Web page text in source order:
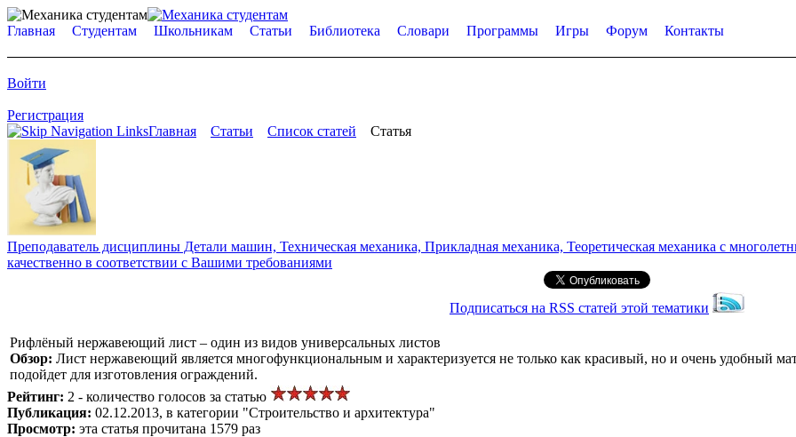
Главная Студентам Школьникам Статьи Библиотека Словари Программы Игры Форум Контакты
Войти
Регистрация
Главная
Статьи Список статей Статья
Преподаватель дисциплины Детали машин, Техническая механика, Прикладная механика, Теоретическая механика с
качественно в соответствии с Вашими требованиями
Подписаться на RSS статей этой тематики
Рифлёный нержавеющий лист – один из видов универсальных листов
Обзор: Лист нержавеющий является многофункциональным и характеризуется не только как красивый, но и очень удобный
подойдет для изготовления ограждений.
Рейтинг: 2 - количество голосов за статью
Публикация: 02.12.2013, в категории "Строительство и архитектура"
Просмотр: эта статья прочитана 1579 раз